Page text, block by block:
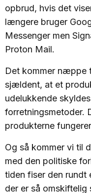
opbrud, hvis det
længere bruger
Messenger men
Proton Mail.
Det kommer næppe
sjældent, at et
udelukkende
forretningsmetoder.
produkterne
Og så kommer vi til
med den politiske
tiden fiser den rundt
der er så omskiftelig